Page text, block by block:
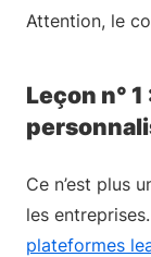
Attention, le
Leçon n° 1
Ce n’est plus
les entreprises.
plateformes